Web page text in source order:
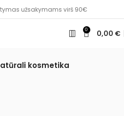
užsakymams virš 90€
0 0,00 €
kosmetika